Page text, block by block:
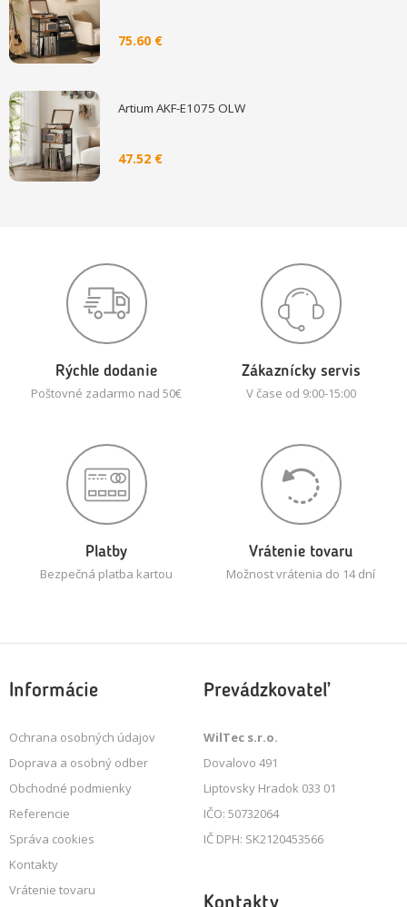
75.60 €
Artium AKF-E1075 OLW
47.52 €
Rýchle dodanie
Poštovné zadarmo nad 50€
Zákaznícky servis
V čase od 9:00-15:00
Platby
Bezpečná platba kartou
Vrátenie tovaru
Možnost vrátenia do 14 dní
Informácie
Ochrana osobných údajov
Doprava a osobný odber
Obchodné podmienky
Referencie
Správa cookies
Kontakty
Vrátenie tovaru
Prevádzkovateľ
WilTec s.r.o.
Dovalovo 491
Liptovsky Hradok 033 01
IČO: 50732064
IČ DPH: SK2120453566